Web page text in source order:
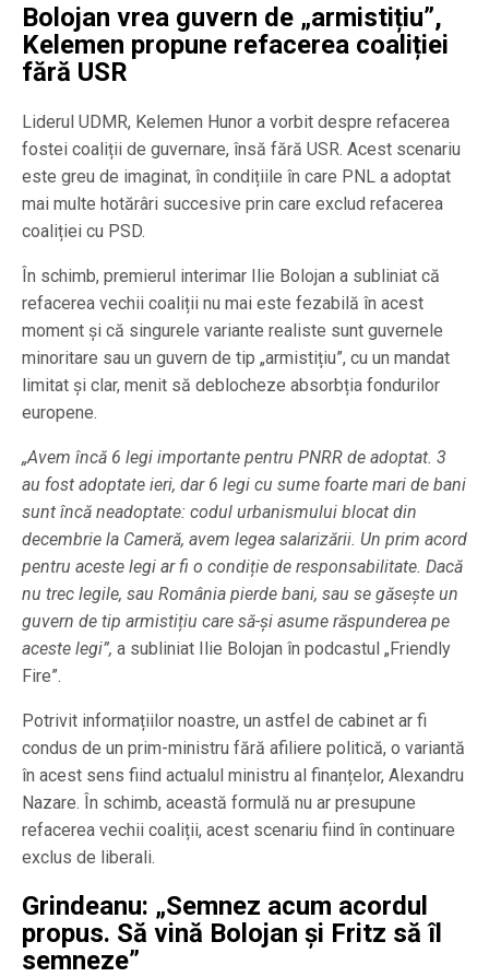
Bolojan vrea guvern de „armistițiu”,
Kelemen propune refacerea coaliției
fără USR
Liderul UDMR, Kelemen Hunor a vorbit despre refacerea
fostei coaliții de guvernare, însă fără USR. Acest scenariu
este greu de imaginat, în condițiile în care PNL a adoptat
mai multe hotărâri succesive prin care exclud refacerea
coaliției cu PSD.
În schimb, premierul interimar Ilie Bolojan a subliniat că
refacerea vechii coaliții nu mai este fezabilă în acest
moment și că singurele variante realiste sunt guvernele
minoritare sau un guvern de tip „armistițiu”, cu un mandat
limitat și clar, menit să deblocheze absorbția fondurilor
europene.
„Avem încă 6 legi importante pentru PNRR de adoptat. 3
au fost adoptate ieri, dar 6 legi cu sume foarte mari de bani
sunt încă neadoptate: codul urbanismului blocat din
decembrie la Cameră, avem legea salarizării. Un prim acord
pentru aceste legi ar fi o condiție de responsabilitate. Dacă
nu trec legile, sau România pierde bani, sau se găsește un
guvern de tip armistițiu care să-și asume răspunderea pe
aceste legi”, a subliniat Ilie Bolojan în podcastul „Friendly
Fire”.
Potrivit informațiilor noastre, un astfel de cabinet ar fi
condus de un prim-ministru fără afiliere politică, o variantă
în acest sens fiind actualul ministru al finanțelor, Alexandru
Nazare. În schimb, această formulă nu ar presupune
refacerea vechii coaliții, acest scenariu fiind în continuare
exclus de liberali.
Grindeanu: „Semnez acum acordul
propus. Să vină Bolojan și Fritz să îl
semneze”